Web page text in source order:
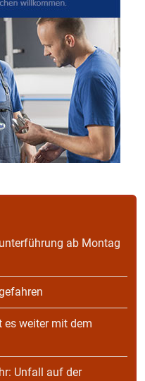
ab Montag
es weiter mit dem
Unfall auf der